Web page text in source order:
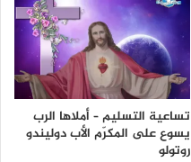
تساعية التسليم – أملاها الرب
يسوع على المكرّم الأب دوليندو
روتولو